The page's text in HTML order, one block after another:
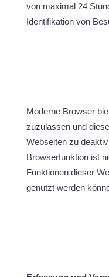
von maximal 24
Identifikation von
Moderne Browser
zuzulassen und
Webseiten zu
Browserfunktion ist
Funktionen dieser
genutzt werden